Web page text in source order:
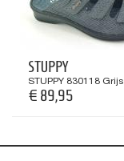
STUPPY
STUPPY 830118 Grijs
€ 89,95